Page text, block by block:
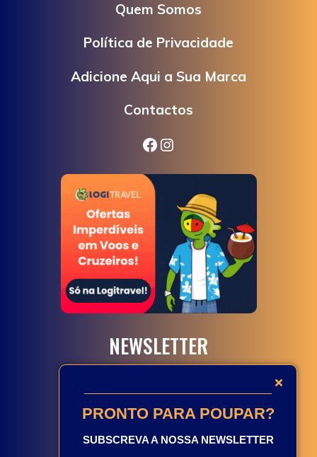
Quem Somos
Política de Privacidade
Adicione Aqui a Sua Marca
Contactos
Facebook
Instagram
NEWSLETTER
PRONTO PARA POUPAR?
SUBSCREVA A NOSSA NEWSLETTER